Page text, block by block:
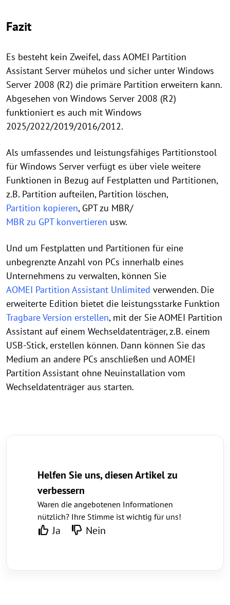
Fazit
Es besteht kein Zweifel, dass AOMEI Partition
Assistant Server mühelos und sicher unter Windows
Server 2008 (R2) die primäre Partition erweitern kann.
Abgesehen von Windows Server 2008 (R2)
funktioniert es auch mit Windows
2025/2022/2019/2016/2012.
Als umfassendes und leistungsfähiges Partitionstool
für Windows Server verfügt es über viele weitere
Funktionen in Bezug auf Festplatten und Partitionen,
z.B. Partition aufteilen, Partition löschen,
Partition kopieren, GPT zu MBR/
MBR zu GPT konvertieren usw.
Und um Festplatten und Partitionen für eine
unbegrenzte Anzahl von PCs innerhalb eines
Unternehmens zu verwalten, können Sie
AOMEI Partition Assistant Unlimited verwenden. Die
erweiterte Edition bietet die leistungsstarke Funktion
Tragbare Version erstellen, mit der Sie AOMEI Partition
Assistant auf einem Wechseldatenträger, z.B. einem
USB-Stick, erstellen können. Dann können Sie das
Medium an andere PCs anschließen und AOMEI
Partition Assistant ohne Neuinstallation vom
Wechseldatenträger aus starten.
Helfen Sie uns, diesen Artikel zu
verbessern
Waren die angebotenen Informationen
nützlich? Ihre Stimme ist wichtig für uns!
Ja Nein